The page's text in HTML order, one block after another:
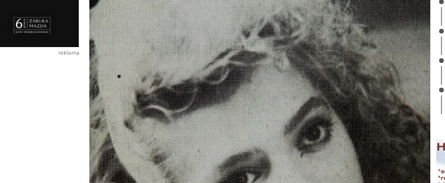
reklama